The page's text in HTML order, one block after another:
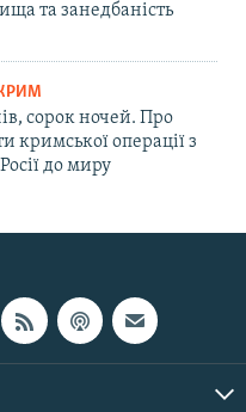
та занедбаність
сорок ночей. Про
кримської операції з
до миру